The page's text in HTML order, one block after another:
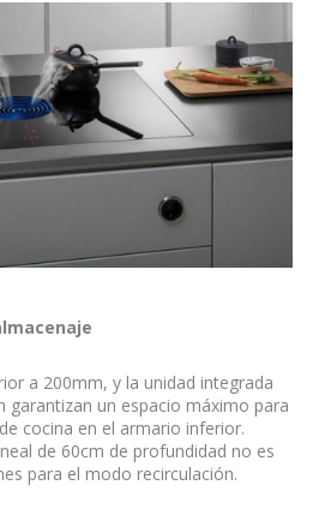
a 200mm, y la unidad integrada
garantizan un espacio máximo para
cocina en el armario inferior.
de 60cm de profundidad no es
para el modo recirculación.